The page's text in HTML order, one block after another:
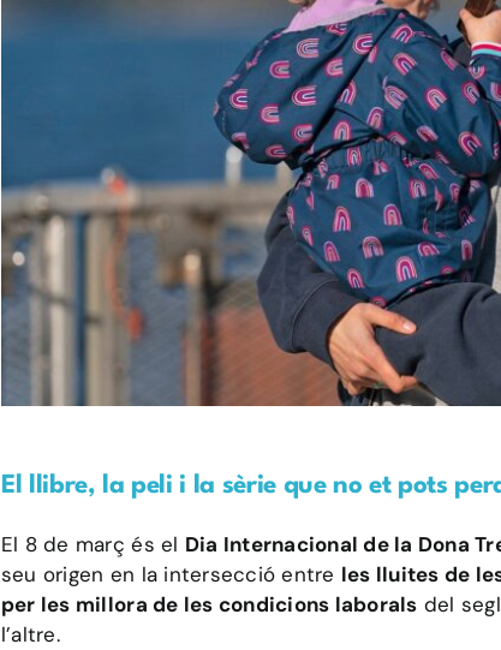
El llibre, la peli i la sèrie que no et pots
El 8 de març és el Dia Internacional de la Dona
seu origen en la intersecció entre les lluites de
per les millora de les condicions laborals del
l’altre.